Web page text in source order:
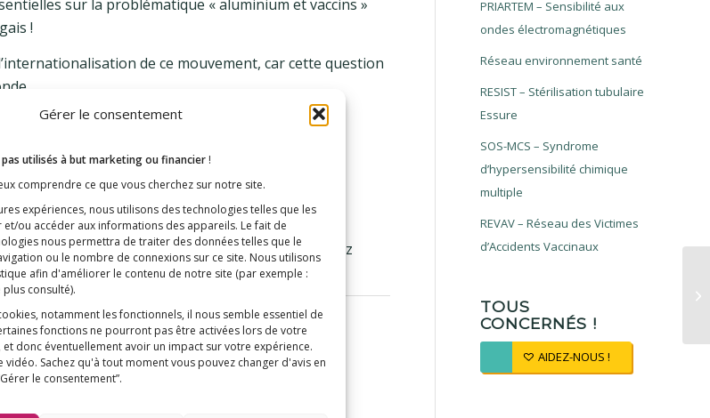
Gérer le consentement
utilisés à but marketing ou financier !
comprendre ce que vous cherchez sur notre site.
expériences, nous utilisons des technologies telles que les
ou accéder aux informations des appareils. Le fait de
nous permettra de traiter des données telles que le
ou le nombre de connexions sur ce site. Nous utilisons
afin d'améliorer le contenu de notre site (par exemple :
consulté).
notamment les fonctionnels, il nous semble essentiel de
fonctions ne pourront pas être activées lors de votre
et donc éventuellement avoir un impact sur votre expérience.
vidéo. Sachez qu'à tout moment vous pouvez changer d'avis en
le consentement”.
sur la problématique « aluminium et vaccins »
!
de ce mouvement, car cette question
pour des vaccins sans aluminium ? Découvrez
PRIARTEM – Sensibilité aux
ondes électromagnétiques
Réseau environnement santé
RESIST – Stérilisation tubulaire
Essure
SOS-MCS – Syndrome
d’hypersensibilité chimique
multiple
REVAV – Réseau des Victimes
d’Accidents Vaccinaux
TOUS
CONCERNÉS !
AIDEZ-NOUS !